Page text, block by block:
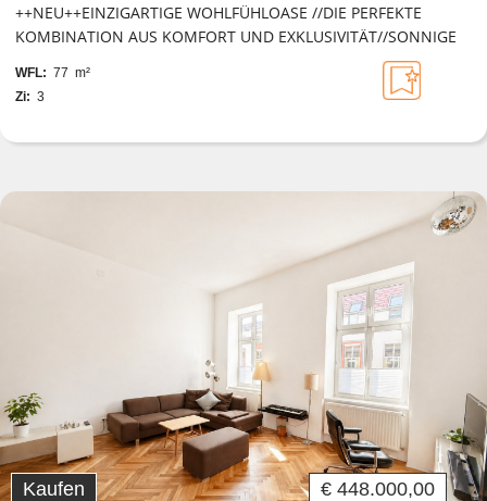
++NEU++EINZIGARTIGE WOHLFÜHLOASE //DIE PERFEKTE
KOMBINATION AUS KOMFORT UND EXKLUSIVITÄT//SONNIGE
FREIFLÄCHE, SWIMMINGPOOL, GARAGE UND VIELES MEHR!
WFL: 77 m²
Zi: 3
Kaufen € 448.000,00